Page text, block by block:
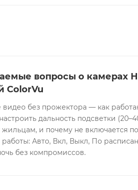
вопросы о камерах
ColorVu
видео без прожектора — как
дальность подсветки
и почему не включается
Авто, Вкл, Выкл, По
без компромиссов.